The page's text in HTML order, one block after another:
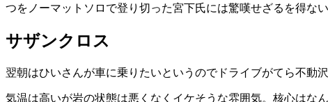
つをノーマットソロで登り切った宮下氏には驚嘆せざるを得な
サザンクロス
翌朝はひいさんが車に乗りたいというのでドライブがてら不動
気温は高いが岩の状態は悪くなくイケそうな雰囲気。核心はな